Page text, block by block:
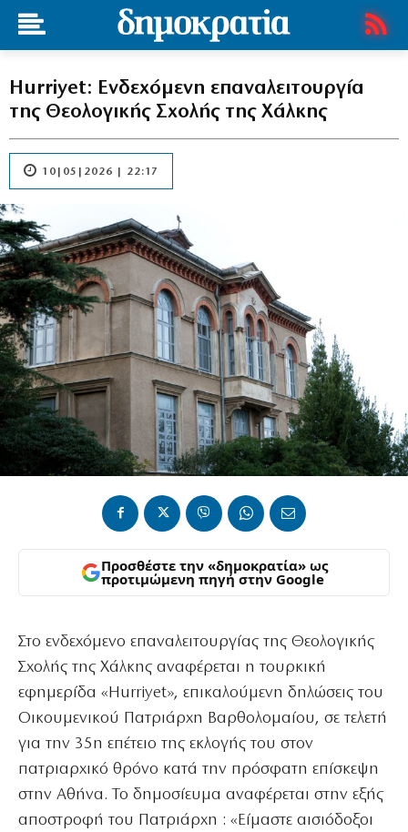
Hurriyet: Ενδεχόμενη επαναλειτουργία
της Θεολογικής Σχολής της Χάλκης
10|05|2026 | 22:17
Προσθέστε την «δημοκρατία» ως
προτιμώμενη πηγή στην Google
Στο ενδεχόμενο επαναλειτουργίας της Θεολογικής
Σχολής της Χάλκης αναφέρεται η τουρκική
εφημερίδα «Hurriyet», επικαλούμενη δηλώσεις του
Οικουμενικού Πατριάρχη Βαρθολομαίου, σε τελετή
για την 35η επέτειο της εκλογής του στον
πατριαρχικό θρόνο κατά την πρόσφατη επίσκεψη
στην Αθήνα. Το δημοσίευμα αναφέρεται στην εξής
αποστροφή του Πατριάρχη : «Είμαστε αισιόδοξοι